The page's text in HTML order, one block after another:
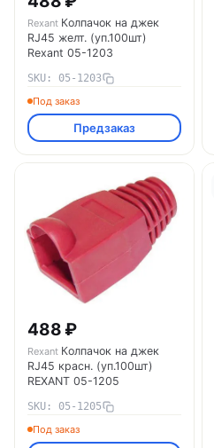
Rexant Колпачок на джек
RJ45 желт. (уп.100шт)
Rexant 05-1203
SKU: 05-1203
Под заказ
Предзаказ
488 ₽
Rexant Колпачок на джек
RJ45 красн. (уп.100шт)
REXANT 05-1205
SKU: 05-1205
Под заказ